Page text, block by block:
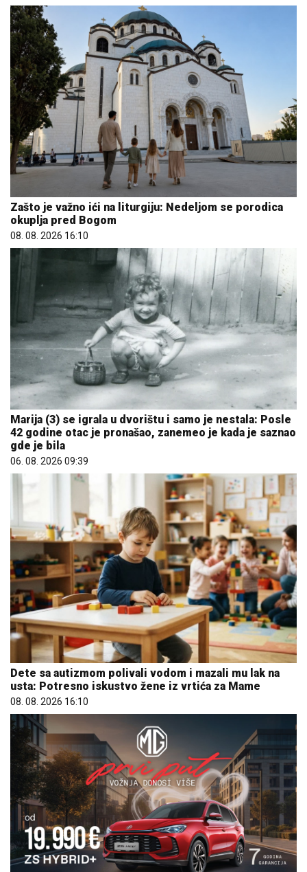
Zašto je važno ići na liturgiju: Nedeljom se porodica
okuplja pred Bogom
08. 08. 2026 16:10
Marija (3) se igrala u dvorištu i samo je nestala: Posle
42 godine otac je pronašao, zanemeo je kada je saznao
gde je bila
06. 08. 2026 09:39
Dete sa autizmom polivali vodom i mazali mu lak na
usta: Potresno iskustvo žene iz vrtića za Mame
08. 08. 2026 16:10